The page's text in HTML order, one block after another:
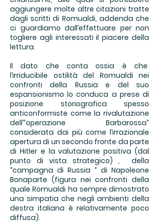
aggiungere molte altre citazioni tratte
dagli scritti di Romualdi, addenda che
ci guardiamo dall’effettuare per non
togliere agli interessati il piacere della
lettura.
Il dato che conta ossia è che
l’irriducibile ostilità del Romualdi nei
confronti della Russia e del suo
espansionismo lo conduca a prese di
posizione storiografica spesso
anticonformiste come la rivalutazione
dell’”operazione Barbarossa”
considerata dai più come l’irrazionale
apertura di un secondo fronte da parte
di Hitler e la valutazione positiva (dal
punto di vista strategico) , della
“campagna di Russia “ di Napoleone
Bonaparte (figura nei confronti della
quale Romualdi ha sempre dimostrato
una simpatia che negli ambienti della
destra italiana è relativamente poco
diffusa).